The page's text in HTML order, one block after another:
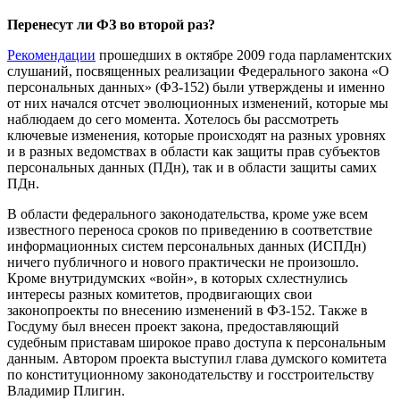
Перенесут ли ФЗ во второй раз?
Рекомендации прошедших в октябре 2009 года парламентских
слушаний, посвященных реализации Федерального закона «О
персональных данных» (ФЗ-152) были утверждены и именно
от них начался отсчет эволюционных изменений, которые мы
наблюдаем до сего момента. Хотелось бы рассмотреть
ключевые изменения, которые происходят на разных уровнях
и в разных ведомствах в области как защиты прав субъектов
персональных данных (ПДн), так и в области защиты самих
ПДн.
В области федерального законодательства, кроме уже всем
известного переноса сроков по приведению в соответствие
информационных систем персональных данных (ИСПДн)
ничего публичного и нового практически не произошло.
Кроме внутридумских «войн», в которых схлестнулись
интересы разных комитетов, продвигающих свои
законопроекты по внесению изменений в ФЗ-152. Также в
Госдуму был внесен проект закона, предоставляющий
судебным приставам широкое право доступа к персональным
данным. Автором проекта выступил глава думского комитета
по конституционному законодательству и госстроительству
Владимир Плигин.